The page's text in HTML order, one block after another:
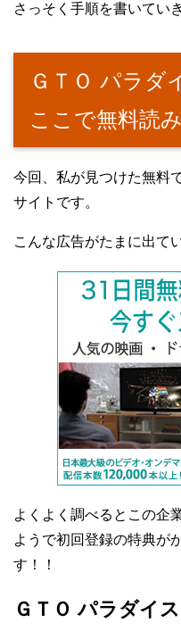
さっそく手順を書いてい
ＧＴＯ パラダ
ここで無料読み
今回、私が見つけた無料
サイトです。
こんな広告がたまに出て
よくよく調べるとこの企
ようで初回登録の特典が
す！！
ＧＴＯ パラダイ